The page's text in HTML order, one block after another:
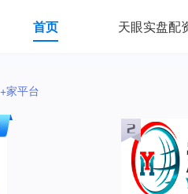
首页 天眼实盘配
+家平台